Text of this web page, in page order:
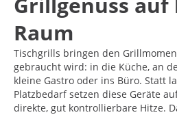
Raum
Tischgrills bringen den
gebraucht wird: in die Küche, an
kleine Gastro oder ins Büro. Statt
Platzbedarf setzen diese Geräte
direkte, gut kontrollierbare Hitze.